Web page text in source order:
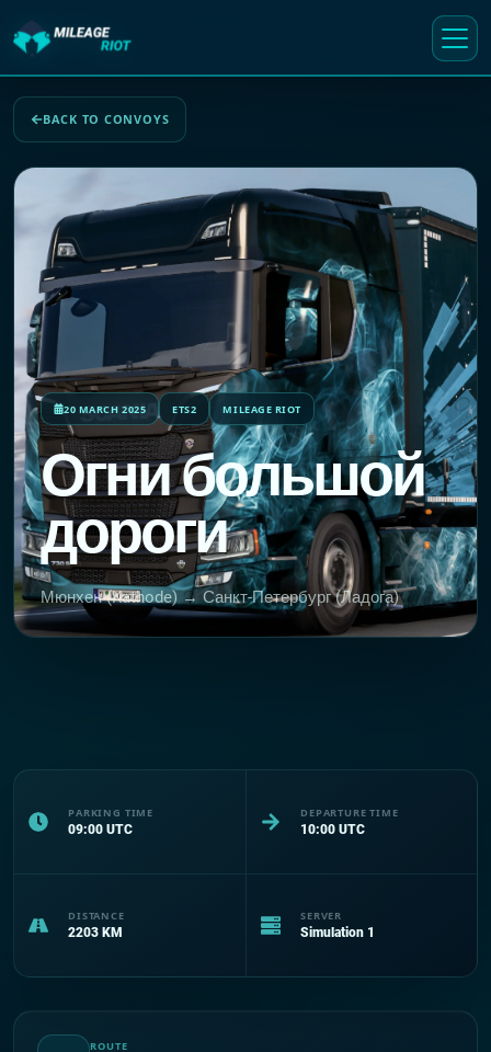
BACK TO CONVOYS
20 MARCH 2025 ETS2 MILEAGE RIOT
Огни большой
дороги
Мюнхен (Kathode) → Санкт-Петербург (Ладога)
PARKING TIME
09:00 UTC
DEPARTURE TIME
10:00 UTC
DISTANCE
2203 KM
SERVER
Simulation 1
ROUTE